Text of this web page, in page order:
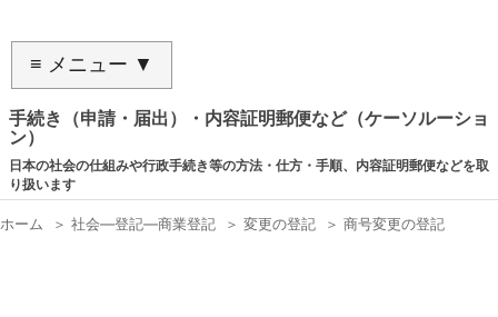
≡ メニュー ▼
手続き（申請・届出）・内容証明郵便など（ケーソルーショ
ン）
日本の社会の仕組みや行政手続き等の方法・仕方・手順、内容証明郵便などを取
り扱います
ホーム ＞ 社会―登記―商業登記 ＞ 変更の登記 ＞ 商号変更の登記